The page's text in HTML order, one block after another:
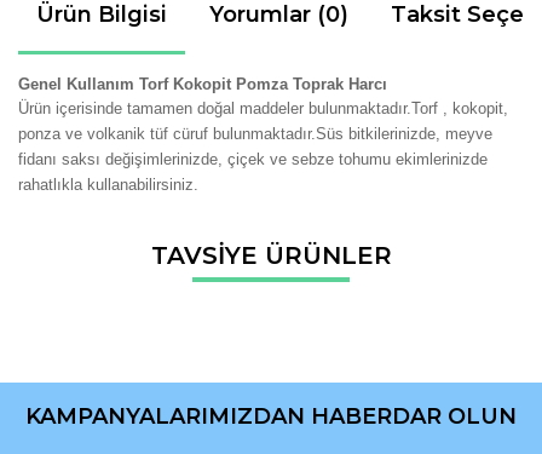
Ürün Bilgisi Yorumlar (0) Taksit
Genel Kullanım Torf Kokopit Pomza Toprak Harcı
Ürün içerisinde tamamen doğal maddeler bulunmaktadır.Torf , kokopit,
ponza ve volkanik tüf cüruf bulunmaktadır.Süs bitkilerinizde, meyve
fidanı saksı değişimlerinizde, çiçek ve sebze tohumu ekimlerinizde
rahatlıkla kullanabilirsiniz.
Bu ürüne ilk yorumu siz yapın!
Bu ürünün fiyat bilgisi, resim, ürün açıklamalarında ve diğer
konularda yetersiz gördüğünüz noktaları öneri formunu
Ürün açıklamasında eksik bilgiler bulunuyor.
TAVSİYE ÜRÜNLER
KAMPANYALARIMIZDAN HABERDAR OLUN